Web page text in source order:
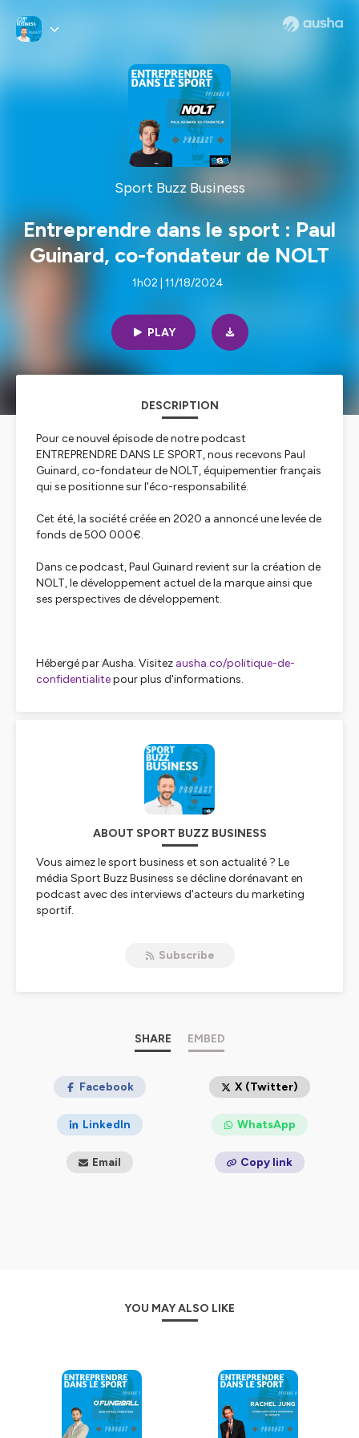
Sport Buzz Business
Entreprendre dans le sport : Paul
Guinard, co-fondateur de NOLT
1h02 | 11/18/2024
PLAY
DESCRIPTION
Pour ce nouvel épisode de notre podcast
ENTREPRENDRE DANS LE SPORT, nous recevons Paul
Guinard, co-fondateur de NOLT, équipementier français
qui se positionne sur l'éco-responsabilité.
Cet été, la société créée en 2020 a annoncé une levée de
fonds de 500 000€.
Dans ce podcast, Paul Guinard revient sur la création de
NOLT, le développement actuel de la marque ainsi que
ses perspectives de développement.
Hébergé par Ausha. Visitez ausha.co/politique-de-
confidentialitepour plus d'informations.
ABOUT SPORT BUZZ BUSINESS
Vous aimez le sport business et son actualité ? Le
média Sport Buzz Business se décline dorénavant en
podcast avec des interviews d'acteurs du marketing
sportif.
notions clés de notre secteur comme sponsoring, Fan
Hébergé par Ausha. Visitez
ausha.co/politique-de-
Subscribe
SHARE EMBED
Facebook X (Twitter)
LinkedIn WhatsApp
Email Copy link
YOU MAY ALSO LIKE